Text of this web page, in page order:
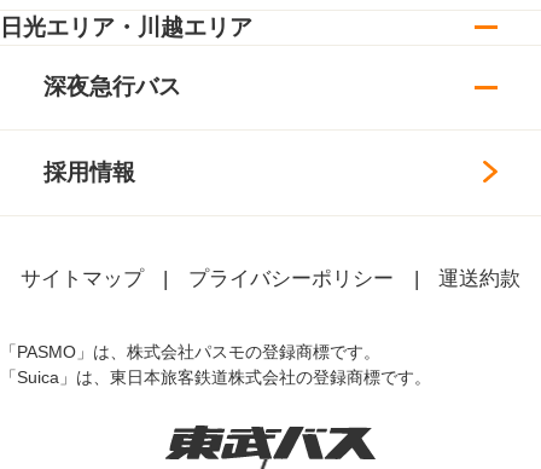
日光エリア・川越エリア
深夜急行バス
採用情報
サイトマップ プライバシーポリシー 運送約款
「PASMO」は、株式会社パスモの登録商標です。
「Suica」は、東日本旅客鉄道株式会社の登録商標です。